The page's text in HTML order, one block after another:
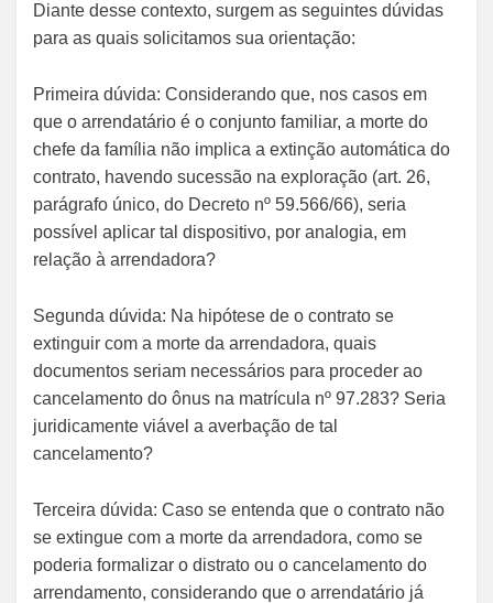
Diante desse contexto, surgem as seguintes dúvidas
para as quais solicitamos sua orientação:
Primeira dúvida: Considerando que, nos casos em
que o arrendatário é o conjunto familiar, a morte do
chefe da família não implica a extinção automática do
contrato, havendo sucessão na exploração (art. 26,
parágrafo único, do Decreto nº 59.566/66), seria
possível aplicar tal dispositivo, por analogia, em
relação à arrendadora?
Segunda dúvida: Na hipótese de o contrato se
extinguir com a morte da arrendadora, quais
documentos seriam necessários para proceder ao
cancelamento do ônus na matrícula nº 97.283? Seria
juridicamente viável a averbação de tal
cancelamento?
Terceira dúvida: Caso se entenda que o contrato não
se extingue com a morte da arrendadora, como se
poderia formalizar o distrato ou o cancelamento do
arrendamento, considerando que o arrendatário já